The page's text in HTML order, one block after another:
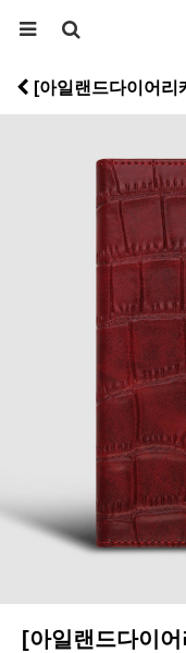
[아일랜드다이어리케
[아일랜드다이